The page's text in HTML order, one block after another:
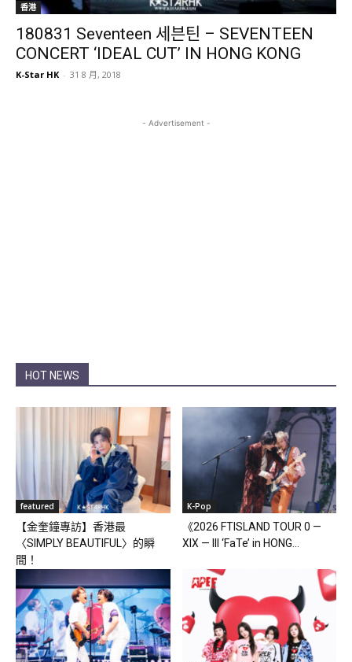
香港
180831 Seventeen 세븐틴 – SEVENTEEN
CONCERT ‘IDEAL CUT’ IN HONG KONG
K-Star HK - 31 8 月, 2018
- Advertisement -
HOT NEWS
featured
【金奎鐘專訪】香港最
〈SIMPLY BEAUTIFUL〉的瞬
間！
K-Pop
《2026 FTISLAND TOUR 0 —
XIX — III ‘FaTe’ in HONG...